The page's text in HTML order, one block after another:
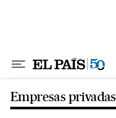
Empresas privadas